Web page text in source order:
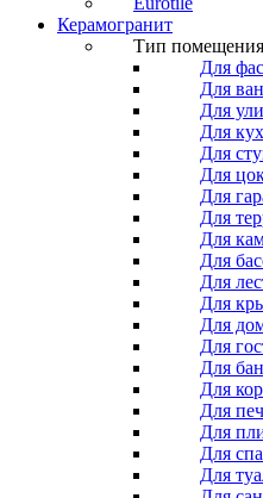
Керамогранит
Тип помещения
Для
Для
Для
Для
Для
Для
Для
Для
Для
Для
Для
Для
Для
Для
Для
Для
Для
Для
Для
Для